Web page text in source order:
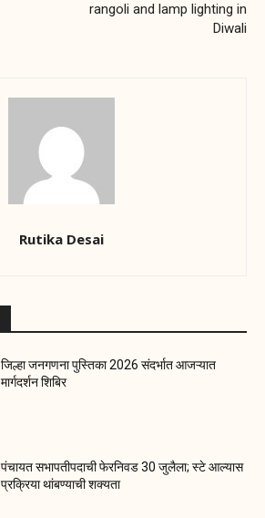
rangoli and lamp lighting in
Diwali
Rutika Desai
जिल्हा जनगणना पुस्तिका 2026 संदर्भात आजऱ्यात
मार्गदर्शन शिबिर
पंचायत सभापतीपदाची फेरनिवड 30 जुलैला; स्टे आल्यास
प्रक्रिया थांबण्याची शक्यता